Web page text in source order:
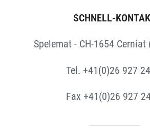
SCHNELL-
Spelemat - CH-1654 Cerniat
Tel. +41(0)26 927
Fax +41(0)26 927